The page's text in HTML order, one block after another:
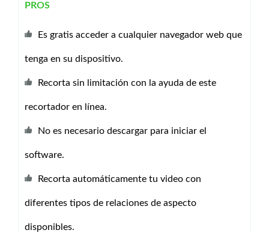
PROS
Es gratis acceder a cualquier navegador web que
tenga en su dispositivo.
Recorta sin limitación con la ayuda de este
recortador en línea.
No es necesario descargar para iniciar el
software.
Recorta automáticamente tu video con
diferentes tipos de relaciones de aspecto
disponibles.